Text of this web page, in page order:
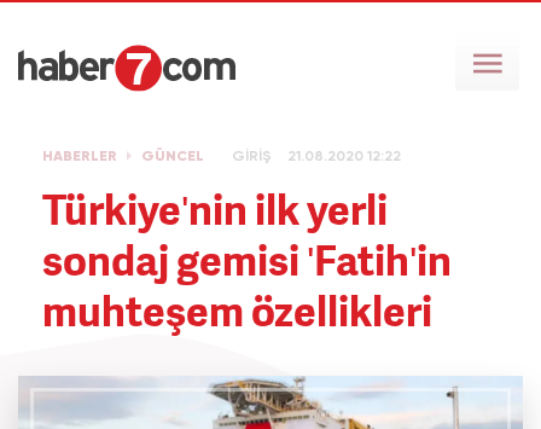
HABERLER GÜNCEL GİRİŞ 21.08.2020 12:22
Türkiye'nin ilk yerli
sondaj gemisi 'Fatih'in
muhteşem özellikleri